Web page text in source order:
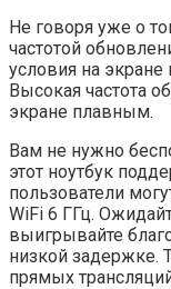
Не говоря уже о
частотой
условия на
Высокая частота
экране плавным.
Вам не нужно
этот ноутбук
пользователи
WiFi 6 ГГц.
выигрывайте
низкой задержке.
прямых